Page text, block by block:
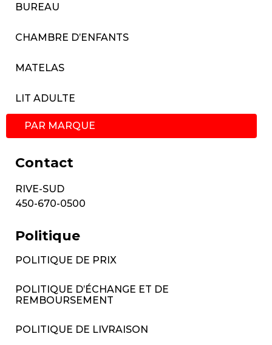
BUREAU
CHAMBRE D’ENFANTS
MATELAS
LIT ADULTE
PAR MARQUE
Contact
RIVE-SUD
450-670-0500
Politique
POLITIQUE DE PRIX
POLITIQUE D’ÉCHANGE ET DE
REMBOURSEMENT
POLITIQUE DE LIVRAISON